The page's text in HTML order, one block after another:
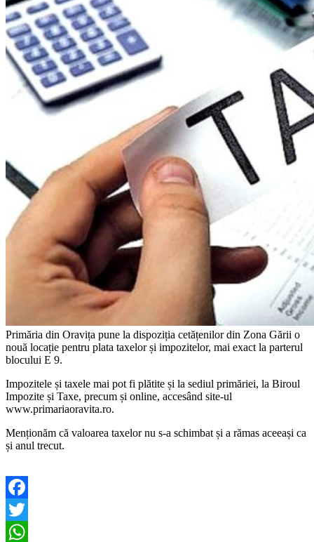
Primăria din Oravița pune la dispoziția cetățenilor din Zona Gării o
nouă locație pentru plata taxelor și impozitelor, mai exact la parterul
blocului E 9.
Impozitele și taxele mai pot fi plătite și la sediul primăriei, la Biroul
Impozite și Taxe, precum și online, accesând site-ul
www.primariaoravita.ro.
Menționăm că valoarea taxelor nu s-a schimbat și a rămas aceeași ca
și anul trecut.
Facebook
Twitter